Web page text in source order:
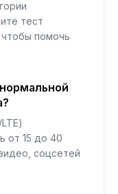
тест
чтобы помочь
от 15 до 40
соцсетей